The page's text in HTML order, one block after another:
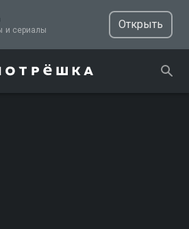
ТВ, фильмы и сериалы
Открыть